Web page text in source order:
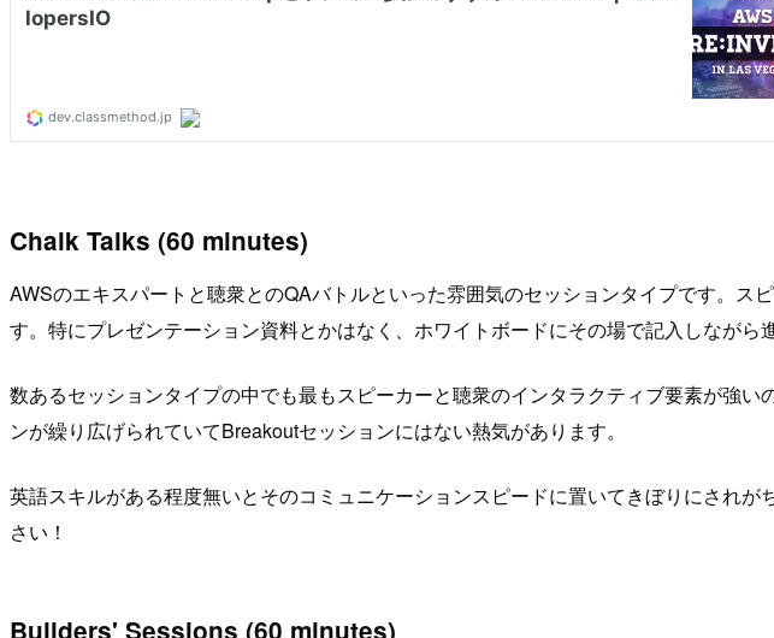
Chalk Talks (60 minutes)
AWSのエキスパートと聴衆とのQAバトルといった雰囲気のセッションタイプです。
す。特にプレゼンテーション資料とかはなく、ホワイトボードにその場で記入しながら
数あるセッションタイプの中でも最もスピーカーと聴衆のインタラクティブ要素が強
ンが繰り広げられていてBreakoutセッションにはない熱気があります。
英語スキルがある程度無いとそのコミュニケーションスピードに置いてきぼりにされ
さい！
Builders' Sessions (60 minutes)